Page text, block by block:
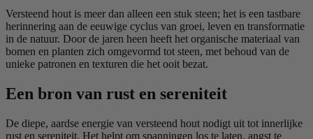
Versteend hout is meer dan alleen een stuk steen; het is een tastbare
herinnering aan de eeuwige cyclus van groei, leven en transformatie
in de natuur. Door de jaren heen heeft het organische materiaal van
bomen en planten zich omgevormd tot steen, met behoud van de
unieke patronen en texturen die het ooit bezat.
Een bron van rust en sereniteit
De diepe, aardse energie van versteend hout nodigt uit tot innerlijke
rust en sereniteit. Het helpt om spanningen los te laten, angst te